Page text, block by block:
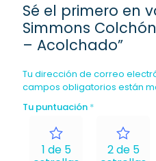
Sé el primero en
Simmons
– Acolchado”
Tu dirección de correo
campos obligatorios están
Tu puntuación *
1 de 5
2 de 5